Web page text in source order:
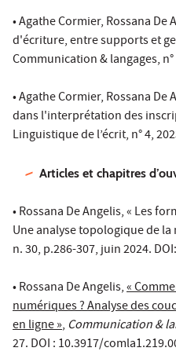
• Agathe Cormier, Rossana De
d'écriture, entre supports et
Communication & langages, n°
• Agathe Cormier, Rossana
dans l'interprétation des
Linguistique de l’écrit, n° 4,
Articles et chapitres
• Rossana De Angelis, « Les
Une analyse topologique de la
n. 30, p.286-307, juin 2024.
• Rossana De Angelis,«
numériques ? Analyse des
en ligne », Communication &
27. DOI : 10.3917/